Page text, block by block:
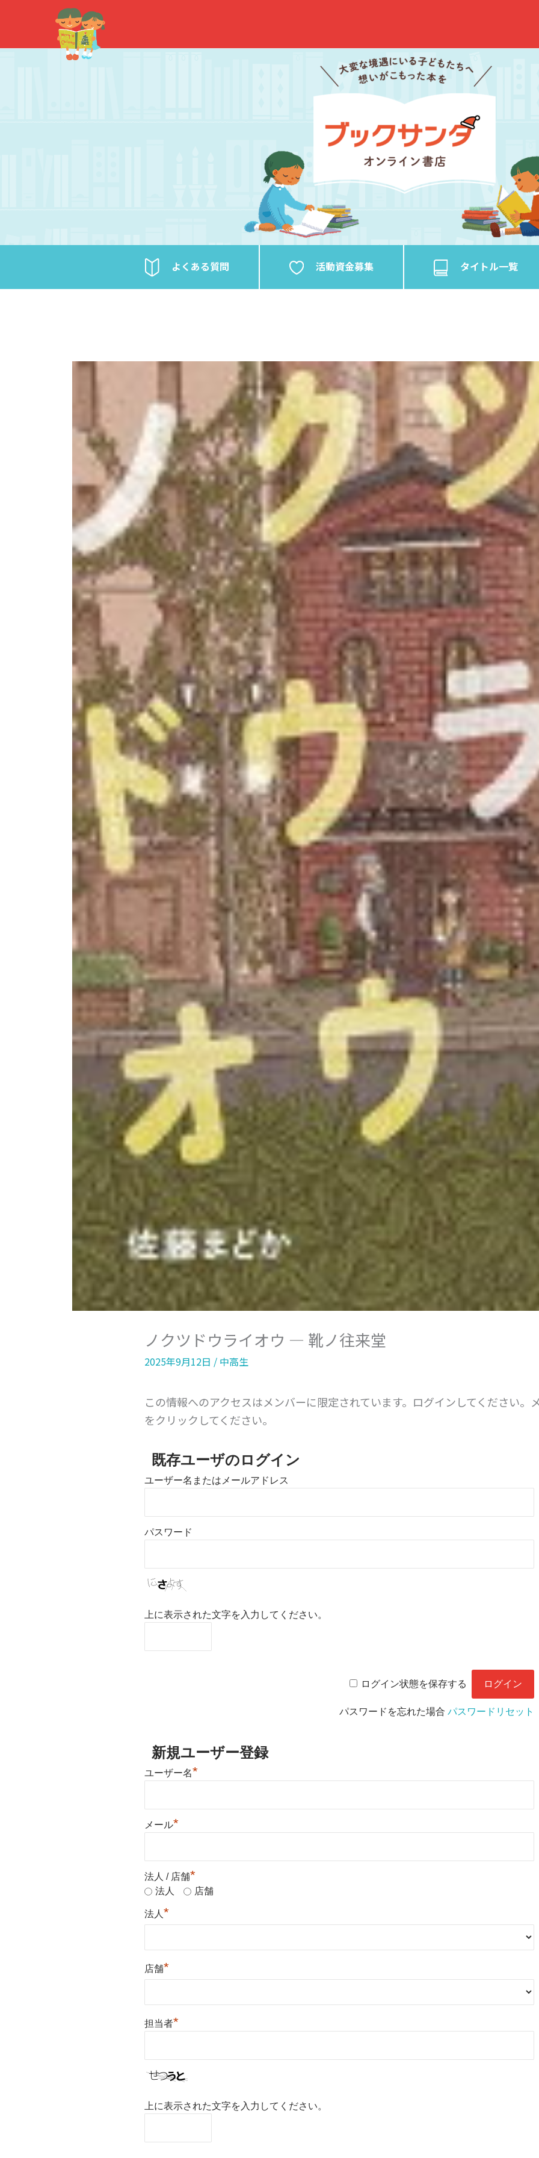
を
よくある質問 活動資金募集 タイトル一覧
ノクツドウライオウ — 靴ノ往来堂
2025年9月12日 / 中高生
この情報へのアクセスはメンバーに限定されています。ログインしてください。
をクリックしてください。
既存ユーザのログイン
ユーザー名またはメールアドレス
パスワード
上に表示された文字を入力してください。
ログイン状態を保存する
パスワードを忘れた場合 パスワードリセット
新規ユーザー登録
ユーザー名*
メール*
法人 / 店舗*
法人 店舗
法人 *
店舗*
担当者*
上に表示された文字を入力してください。